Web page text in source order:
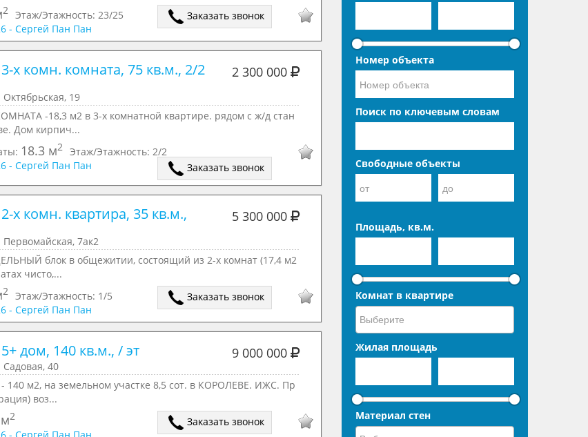
2 Этаж/Этажность: 23/25
Заказать звонок
- Сергей Пан Пан
х комн. комната, 75 кв.м., 2/2 2 300 000
19
-18,3 м2 в 3-х комнатной квартире. рядом с ж/д стан
Дом кирпич...
18.3 м2 Этаж/Этажность: 2/2
Заказать звонок
- Сергей Пан Пан
х комн. квартира, 35 кв.м., 5 300 000
7ак2
блок в общежитии, состоящий из 2-х комнат (17,4 м2
чисто,...
2 Этаж/Этажность: 1/5
Заказать звонок
- Сергей Пан Пан
дом, 140 кв.м., / эт 9 000 000
40
140 м2, на земельном участке 8,5 сот. в КОРОЛЕВЕ. ИЖС. Пр
воз...
2
Заказать звонок
Номер объекта
Поиск по ключевым словам
Свободные объекты
Площадь, кв.м.
Комнат в квартире
Жилая площадь
Материал стен